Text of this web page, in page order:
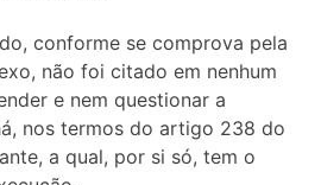
conforme se comprova pela
não foi citado em nenhum
e nem questionar a
nos termos do artigo 238 do
a qual, por si só, tem o